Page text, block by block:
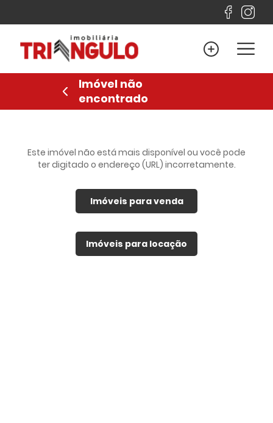
Home
Venda
Locação
Lançamentos
Financiamento
Contato
Favoritos
Anuncie
Imóvel não
encontrado
Este imóvel não está mais disponível ou você pode
ter digitado o endereço (URL) incorretamente.
Imóveis para venda
Imóveis para locação